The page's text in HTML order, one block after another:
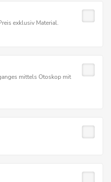
exklusiv Material.
mittels Otoskop mit